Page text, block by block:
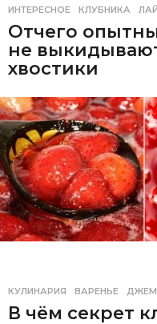
ИНТЕРЕСНОЕ КЛУБНИКА ,
Отчего
не
хвостики
КУЛИНАРИЯ ВАРЕНЬЕ ,ДЖЕМ
В чём секрет